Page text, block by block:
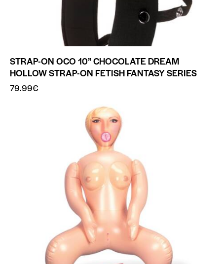
STRAP-ON OCO 10” CHOCOLATE DREAM
HOLLOW STRAP-ON FETISH FANTASY SERIES
79.99€